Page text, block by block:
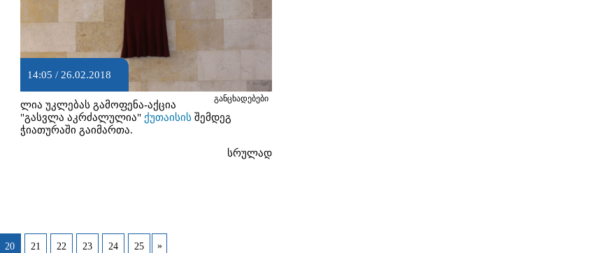
14:05 / 26.02.2018
განცხადებები
ლია უკლებას გამოფენა-აქცია
"გასვლა აკრძალულია" ქუთაისის შემდეგ
ჭიათურაში გაიმართა.
სრულად
20 21 22 23 24 25 »